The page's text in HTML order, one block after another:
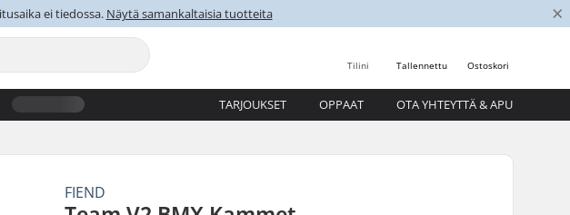
ei tiedossa. Näytä samankaltaisia tuotteita ×
Ostoskori
Tallennettu
Tilini
TARJOUKSET OPPAAT OTA YHTEYTTÄ & APU
FIEND